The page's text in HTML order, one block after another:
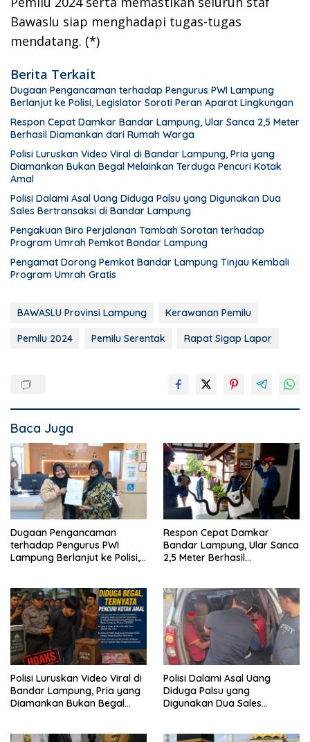
Bawaslu siap menghadapi tugas-tugas
mendatang. (*)
Berita Terkait
Dugaan Pengancaman terhadap Pengurus PWI Lampung
Berlanjut ke Polisi, Legislator Soroti Peran Aparat Lingkungan
Respon Cepat Damkar Bandar Lampung, Ular Sanca 2,5 Meter
Berhasil Diamankan dari Rumah Warga
Polisi Luruskan Video Viral di Bandar Lampung, Pria yang
Diamankan Bukan Begal Melainkan Terduga Pencuri Kotak
Amal
Polisi Dalami Asal Uang Diduga Palsu yang Digunakan Dua
Sales Bertransaksi di Bandar Lampung
Pengakuan Biro Perjalanan Tambah Sorotan terhadap
Program Umrah Pemkot Bandar Lampung
Pengamat Dorong Pemkot Bandar Lampung Tinjau Kembali
Program Umrah Gratis
BAWASLU Provinsi Lampung Kerawanan Pemilu
Pemilu 2024 Pemilu Serentak Rapat Sigap Lapor
Baca Juga
Dugaan Pengancaman
terhadap Pengurus PWI
Lampung Berlanjut ke Polisi,
Respon Cepat Damkar
Bandar Lampung, Ular Sanca
2,5 Meter Berhasil
Polisi Luruskan Video Viral di
Bandar Lampung, Pria yang
Diamankan Bukan Begal
Polisi Dalami Asal Uang
Diduga Palsu yang
Digunakan Dua Sales